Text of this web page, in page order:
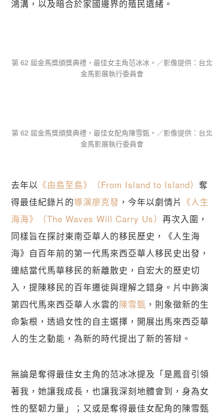
鴻溝，以及暗合於家國邊界的殖民遺緒。
第 62 屆金馬獎頒獎典禮，最佳女主角范冰冰。／影像提供：台北
金馬影展執行委員會
第 62 屆金馬獎頒獎典禮，最佳女配角陳雪甄。／影像提供：台北
金馬影展執行委員會
去年以 《由島至島》（From Island to Island）奪
得最佳紀錄片的導演廖克發 ，今年以劇情片 《人生
海海》（The Waves Will Carry Us）再次入圍，
同樣旨在探討東南亞華人的移民歷史，《人生海
海》自百年前的第一代馬來西亞華人移民史出發，
連結當代馬華移民的新離散史，自宏大的歷史切
入，提陳移民的百年遷徙與理解之錯身。片中飾演
第四代馬來西亞華人水雲的陳雪甄 ，則象徵新的生
命紮根，透過女性的自主選擇，開展出馬來西亞華
人的生之動能，為新的時代提出了新的答辯。
無論是奪得最佳女主角的范冰冰提及「是鳳音引領
著我，她讓我成長，也讓我深刻地體會到，身為女
性的堅韌力量」；又或是奪得最佳女配角的陳雪甄
關閉